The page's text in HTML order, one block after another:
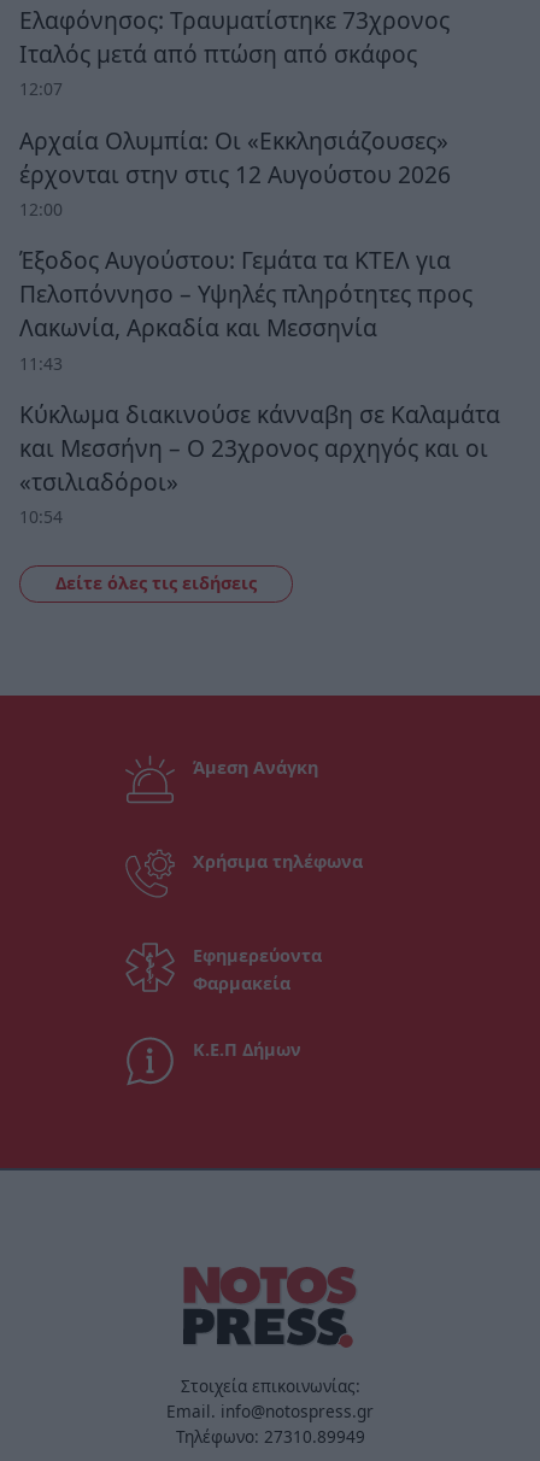
Ελαφόνησος: Τραυματίστηκε 73χρονος
Ιταλός μετά από πτώση από σκάφος
12:07
Αρχαία Ολυμπία: Οι «Εκκλησιάζουσες»
έρχονται στην στις 12 Αυγούστου 2026
12:00
Έξοδος Αυγούστου: Γεμάτα τα ΚΤΕΛ για
Πελοπόννησο – Υψηλές πληρότητες προς
Λακωνία, Αρκαδία και Μεσσηνία
11:43
Κύκλωμα διακινούσε κάνναβη σε Καλαμάτα
και Μεσσήνη – Ο 23χρονος αρχηγός και οι
«τσιλιαδόροι»
10:54
Δείτε όλες τις ειδήσεις
Άμεση Ανάγκη
Χρήσιμα τηλέφωνα
Εφημερεύοντα
Φαρμακεία
Κ.Ε.Π Δήμων
Στοιχεία επικοινωνίας:
Email. info@notospress.gr
Τηλέφωνο: 27310.89949